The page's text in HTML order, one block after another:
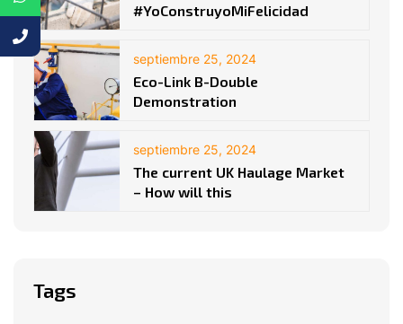
#YoConstruyoMiFelicidad
septiembre 25, 2024
Eco-Link B-Double
Demonstration
septiembre 25, 2024
The current UK Haulage Market
– How will this
Tags